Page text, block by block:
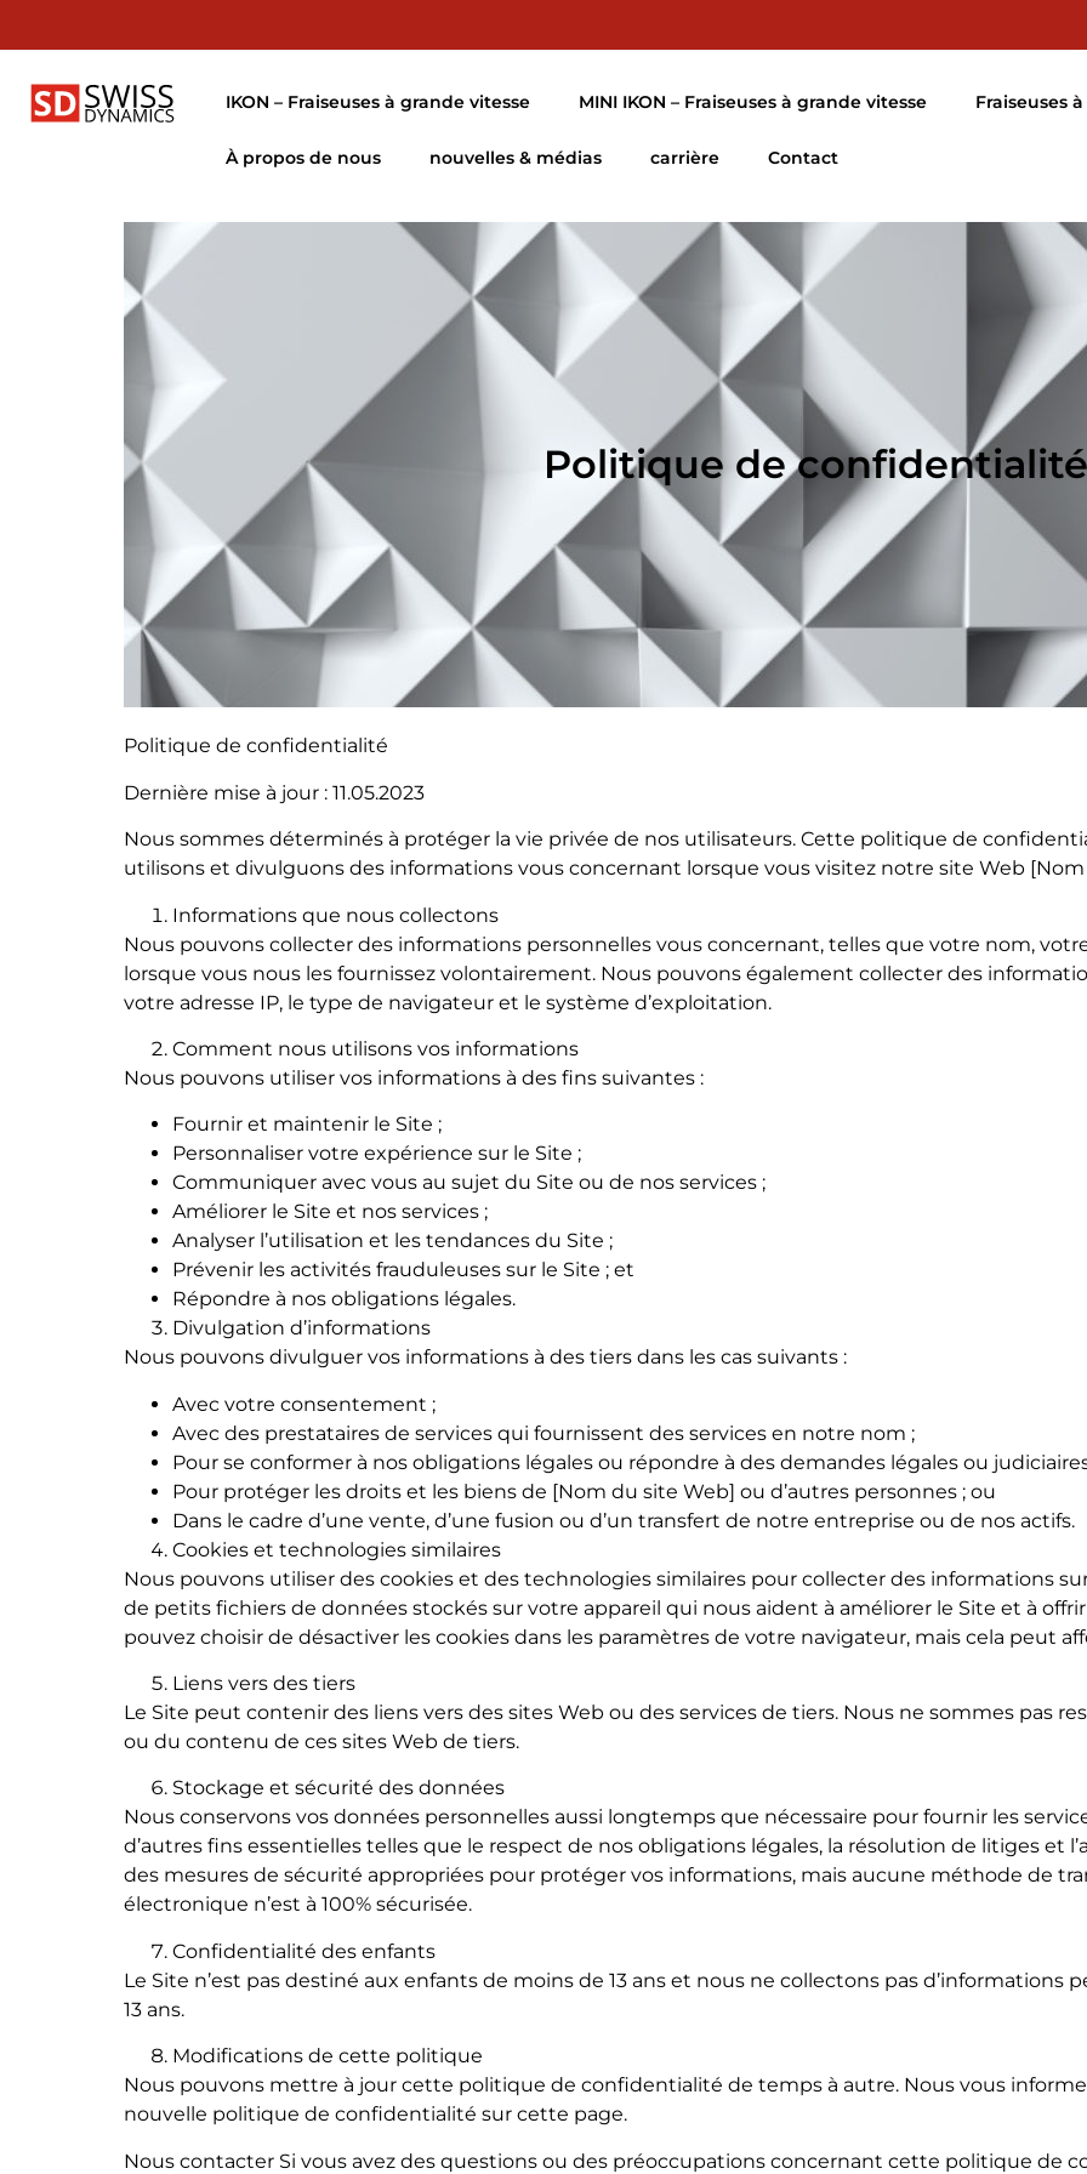
IKON – Fraiseuses à grande vitesse MINI IKON – Fraiseuses à grande vitesse Fraiseuses
À propos de nous nouvelles & médias carrière Contact
Politique de confidentialité
Politique de confidentialité
Dernière mise à jour : 11.05.2023
Nous sommes déterminés à protéger la vie privée de nos utilisateurs. Cette politique de
utilisons et divulguons des informations vous concernant lorsque vous visitez notre site Web [Nom
Informations que nous collectons
Nous pouvons collecter des informations personnelles vous concernant, telles que votre nom,
lorsque vous nous les fournissez volontairement. Nous pouvons également collecter des
votre adresse IP, le type de navigateur et le système d’exploitation.
Comment nous utilisons vos informations
Nous pouvons utiliser vos informations à des fins suivantes :
Fournir et maintenir le Site ;
Personnaliser votre expérience sur le Site ;
Communiquer avec vous au sujet du Site ou de nos services ;
Améliorer le Site et nos services ;
Analyser l’utilisation et les tendances du Site ;
Prévenir les activités frauduleuses sur le Site ; et
Répondre à nos obligations légales.
Divulgation d’informations
Nous pouvons divulguer vos informations à des tiers dans les cas suivants :
Avec votre consentement ;
Avec des prestataires de services qui fournissent des services en notre nom ;
Pour se conformer à nos obligations légales ou répondre à des demandes légales ou
Pour protéger les droits et les biens de [Nom du site Web] ou d’autres personnes ; ou
Dans le cadre d’une vente, d’une fusion ou d’un transfert de notre entreprise ou de nos actifs.
Cookies et technologies similaires
Nous pouvons utiliser des cookies et des technologies similaires pour collecter des informations
de petits fichiers de données stockés sur votre appareil qui nous aident à améliorer le Site et à
pouvez choisir de désactiver les cookies dans les paramètres de votre navigateur, mais cela peut
Liens vers des tiers
Le Site peut contenir des liens vers des sites Web ou des services de tiers. Nous ne sommes pas
ou du contenu de ces sites Web de tiers.
Stockage et sécurité des données
Nous conservons vos données personnelles aussi longtemps que nécessaire pour fournir les
d’autres fins essentielles telles que le respect de nos obligations légales, la résolution de litiges et
des mesures de sécurité appropriées pour protéger vos informations, mais aucune méthode de
électronique n’est à 100% sécurisée.
Confidentialité des enfants
Le Site n’est pas destiné aux enfants de moins de 13 ans et nous ne collectons pas d’informations
13 ans.
Modifications de cette politique
Nous pouvons mettre à jour cette politique de confidentialité de temps à autre. Nous vous
nouvelle politique de confidentialité sur cette page.
Nous contacter Si vous avez des questions ou des préoccupations concernant cette politique de